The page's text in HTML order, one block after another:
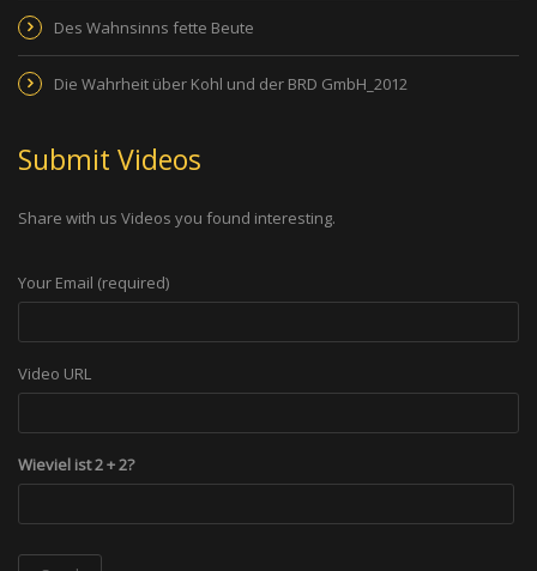
Des Wahnsinns fette Beute
Die Wahrheit über Kohl und der BRD GmbH_2012
Submit Videos
Share with us Videos you found interesting.
Your Email (required)
Video URL
Wieviel ist 2 + 2?